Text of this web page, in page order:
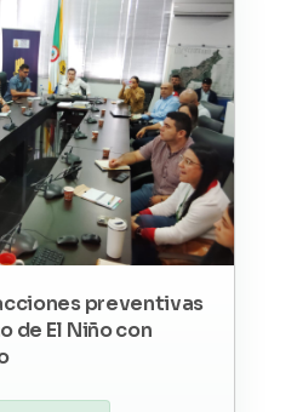
preventivas
de El Niño con